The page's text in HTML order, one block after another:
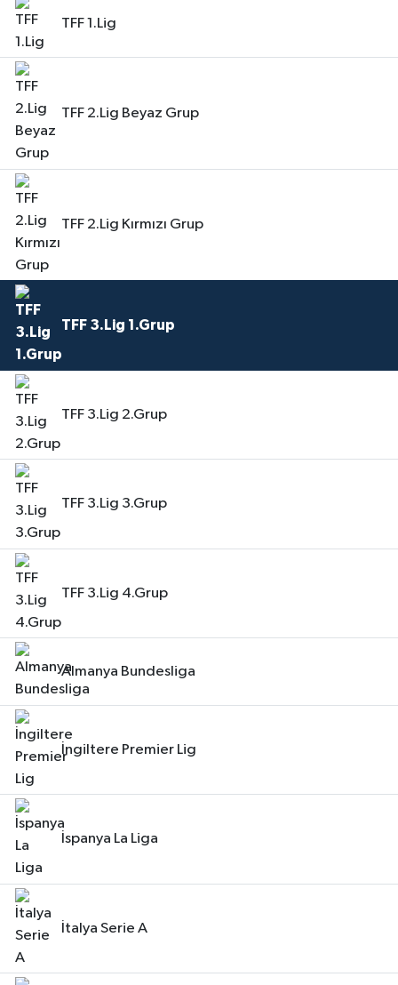
TFF 1.Lig
TFF 2.Lig Beyaz Grup
TFF 2.Lig Kırmızı Grup
TFF 3.Lig 1.Grup
TFF 3.Lig 2.Grup
TFF 3.Lig 3.Grup
TFF 3.Lig 4.Grup
Almanya Bundesliga
İngiltere Premier Lig
İspanya La Liga
İtalya Serie A